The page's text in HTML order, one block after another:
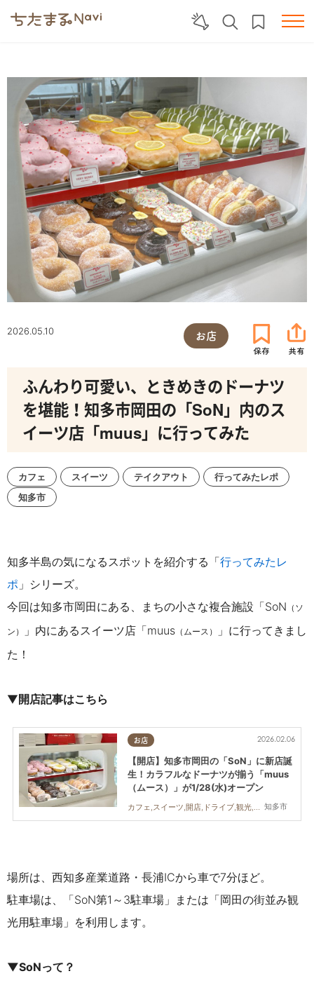
2026.05.10 お店
ふんわり可愛い、ときめきのドーナツ
を堪能！知多市岡田の「SoN」内のス
イーツ店「muus」に行ってみた
カフェ スイーツ テイクアウト
行ってみたレポ
知多市
知多半島の気になるスポットを紹介する「行ってみたレ
ポ 」シリーズ。
今回は知多市岡田にある、まちの小さな複合施設「SoN （ソ
ン） 」内にあるスイーツ店「muus （ムース）
」に行ってきまし
た！
▼開店記事はこちら
お店
知多市
2026.02.06
【開店】知多市岡田の「SoN」に新店誕
生！カラフルなドーナツが揃う「muus
（ムース）」が1/28(水)オープン
カフェ,スイーツ,開店,ドライブ,観光,トレンド
場所は、西知多産業道路・長浦ICから車で7分ほど。
駐車場は、「SoN第1～3駐車場」または「岡田の街並み観
光用駐車場」を利用します。
▼SoNって？